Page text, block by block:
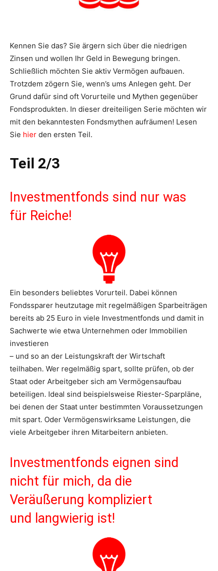
Kennen Sie das? Sie ärgern sich über die niedrigen
Zinsen und wollen Ihr Geld in Bewegung bringen.
Schließlich möchten Sie aktiv Vermögen aufbauen.
Trotzdem zögern Sie, wenn’s ums Anlegen geht. Der
Grund dafür sind oft Vorurteile und Mythen gegenüber
Fondsprodukten. In dieser dreiteiligen Serie möchten wir
mit den bekanntesten Fondsmythen aufräumen! Lesen
Sie hier den ersten Teil.
Teil 2/3
Investmentfonds sind nur was
für Reiche!
Ein besonders beliebtes Vorurteil. Dabei können
Fondssparer heutzutage mit regelmäßigen Sparbeiträgen
bereits ab 25 Euro in viele Investmentfonds und damit in
Sachwerte wie etwa Unternehmen oder Immobilien
investieren
– und so an der Leistungskraft der Wirtschaft
teilhaben. Wer regelmäßig spart, sollte prüfen, ob der
Staat oder Arbeitgeber sich am Vermögensaufbau
beteiligen. Ideal sind beispielsweise Riester-Sparpläne,
bei denen der Staat unter bestimmten Voraussetzungen
mit spart. Oder Vermögenswirksame Leistungen, die
viele Arbeitgeber ihren Mitarbeitern anbieten.
Investmentfonds eignen sind
nicht für mich, da die
Veräußerung kompliziert
und langwierig ist!